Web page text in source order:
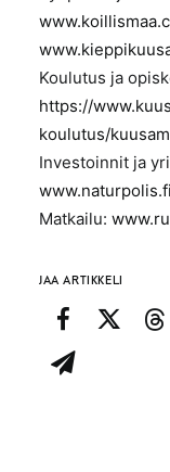
Koulutus ja
https://
koulutus/
Investoinnit ja
www.naturpolis.fi
Matkailu:
JAA ARTIKKELI